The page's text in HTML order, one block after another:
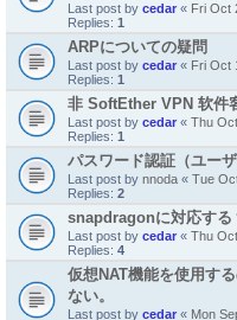
Last post by cedar « Fri Oct
Replies: 1
ARPについての疑問
Last post by cedar « Fri Oct
Replies: 1
非 SoftEther VPN 软件
Last post by cedar « Thu
Replies: 1
パスワード認証（ユー
Last post by nnoda « Tue
Replies: 2
snapdragonに対応する
Last post by cedar « Thu
Replies: 4
仮想NAT機能を使用す
ない。
Last post by cedar « Mon